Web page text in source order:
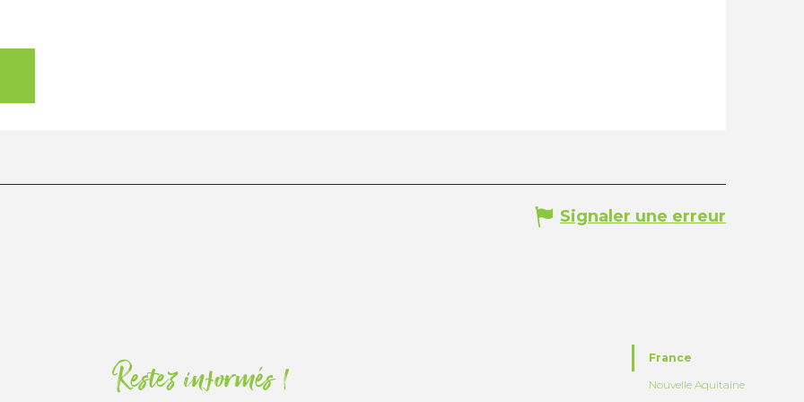
Signaler une erreur
Restez informés !
France
Nouvelle Aquitaine